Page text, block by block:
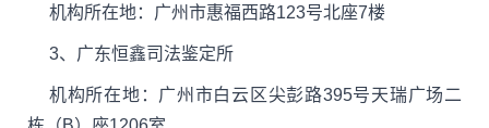
机构所在地：广州市惠福西路123号北座7楼
3、广东恒鑫司法鉴定所
机构所在地：广州市白云区尖彭路395号天瑞广场二